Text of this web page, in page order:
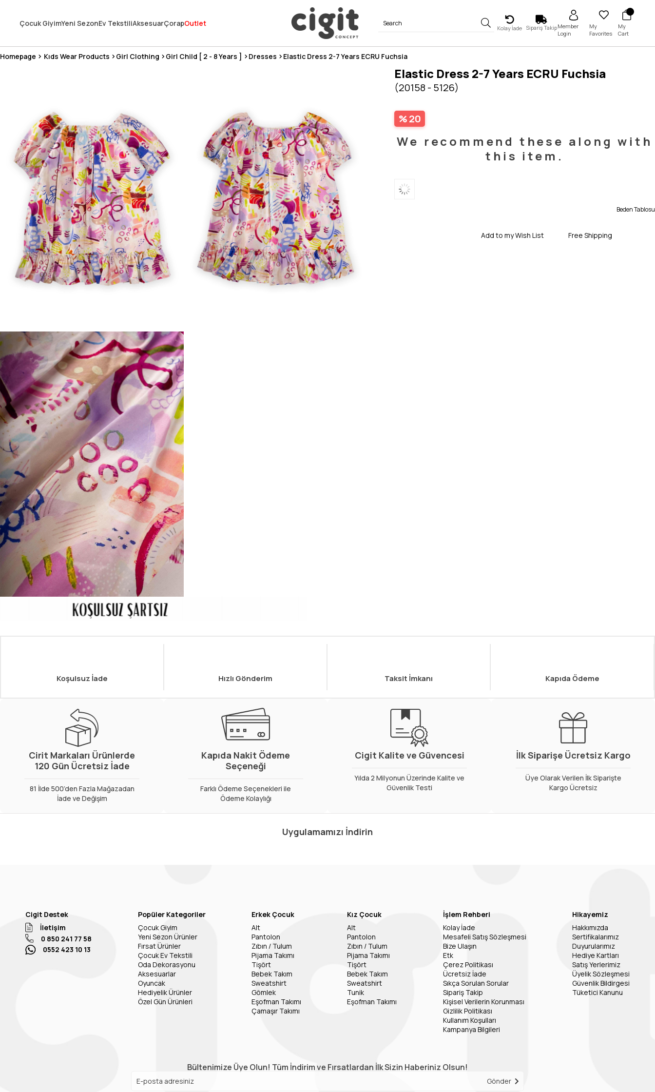
300₺ ve Üzeri Alışverişlerde Kargo Ücretsiz !
Koşulsuz Şartsız İade İmkanı
Çocuk GiyimYeni SezonEv TekstiliAksesuarÇorapOutlet
Kolay İade Sipariş TakipMember
Login
My
Favorites
My
Cart
Homepage Kıds Wear Products Girl Clothing Girl Child [ 2 - 8 Years ] Dresses Elastic Dress 2-7 Years ECRU Fuchsia
Elastic Dress 2-7 Years ECRU Fuchsia
(20158 - 5126)
20
We recommend these along with
this item.
Beden Tablosu
Add to my Wish List Free Shipping
Koşulsuz İade Hızlı Gönderim Taksit İmkanı Kapıda Ödeme
Cirit Markaları Ürünlerde
120 Gün Ücretsiz İade
81 İlde 500’den Fazla Mağazadan
İade ve Değişim
Kapıda Nakit Ödeme
Seçeneği
Farklı Ödeme Seçenekleri ile
Ödeme Kolaylığı
Cigit Kalite ve Güvencesi
Yılda 2 Milyonun Üzerinde Kalite ve
Güvenlik Testi
İlk Siparişe Ücretsiz Kargo
Üye Olarak Verilen İlk Siparişte
Kargo Ücretsiz
Uygulamamızı İndirin
Cigit Destek
İletişim
0 850 241 77 58
0552 423 10 13
Popüler Kategoriler
Çocuk Giyim
Yeni Sezon Ürünler
Fırsat Ürünler
Çocuk Ev Tekstili
Oda Dekorasyonu
Aksesuarlar
Oyuncak
Hediyelik Ürünler
Özel Gün Ürünleri
Erkek Çocuk
Alt
Pantolon
Zıbın / Tulum
Pijama Takımı
Tişört
Bebek Takım
Sweatshirt
Gömlek
Eşofman Takımı
Çamaşır Takımı
Kız Çocuk
Alt
Pantolon
Zıbın / Tulum
Pijama Takımı
Tişört
Bebek Takım
Sweatshirt
Tunik
Eşofman Takımı
İşlem Rehberi
Kolay İade
Mesafeli Satış Sözleşmesi
Bize Ulaşın
Etk
Çerez Politikası
Ücretsiz İade
Sıkça Sorulan Sorular
Sipariş Takip
Kişisel Verilerin Korunması
Gizlilik Politikası
Kullanım Koşulları
Kampanya Bilgileri
Hikayemiz
Hakkımızda
Sertifikalarımız
Duyurularımız
Hediye Kartları
Satış Yerlerimiz
Üyelik Sözleşmesi
Güvenlik Bildirgesi
Tüketici Kanunu
Bültenimize Üye Olun! Tüm İndirim ve Fırsatlardan İlk Sizin Haberiniz Olsun!
Gönder